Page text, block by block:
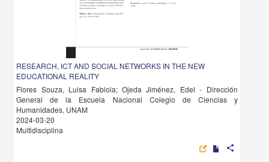
RESEARCH, ICT AND SOCIAL NETWORKS IN THE NEW
EDUCATIONAL REALITY
Flores Souza, Luisa Fabiola; Ojeda Jiménez, Edel - Dirección
General de la Escuela Nacional Colegio de Ciencias y
Humanidades, UNAM
2024-03-20
Multidisciplina
share